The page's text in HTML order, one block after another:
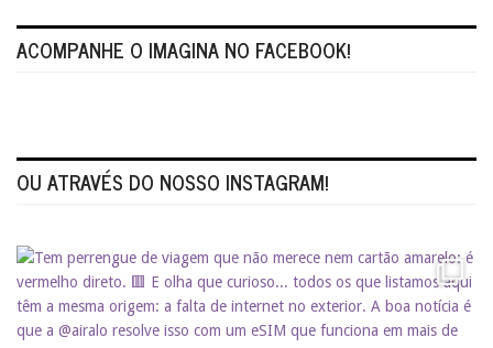
ACOMPANHE O IMAGINA NO FACEBOOK!
OU ATRAVÉS DO NOSSO INSTAGRAM!